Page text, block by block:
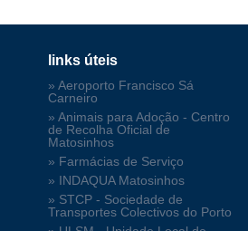
links úteis
» Aeroporto Francisco Sá
Carneiro
» Animais para Adoção - Centro
de Recolha Oficial de
Matosinhos
» Farmácias de Serviço
» INDAQUA Matosinhos
» STCP - Sociedade de
Transportes Colectivos do Porto